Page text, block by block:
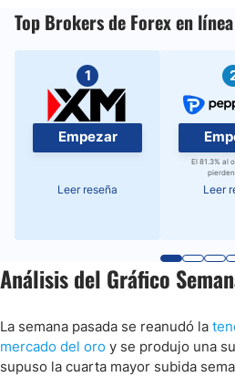
Top Brokers de Forex en línea
1
Empezar
Leer reseña
El 81.3% al
Leer
Análisis del Gráfico
La semana pasada se reanudó la
mercado del oro y se produjo una
supuso la cuarta mayor subida